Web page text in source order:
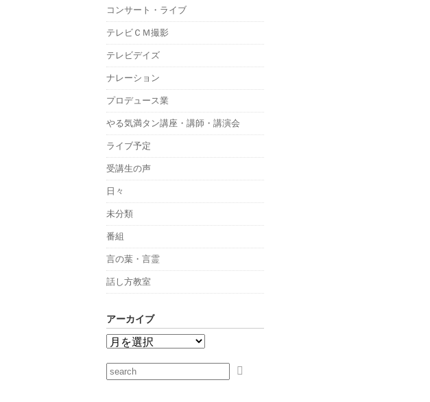
コンサート・ライブ
テレビＣＭ撮影
テレビデイズ
ナレーション
プロデュース業
やる気満タン講座・講師・講演会
ライブ予定
受講生の声
日々
未分類
番組
言の葉・言霊
話し方教室
アーカイブ